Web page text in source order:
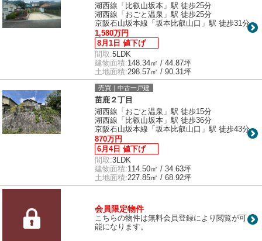
湖西線「比叡山坂本」駅 徒歩25分
湖西線「おごと温泉」駅 徒歩25分
京阪石山坂本線「坂本比叡山口」駅 徒歩31分
1,580万円
8月1日 値下げ
間取:5LDK
建物面積:148.34㎡ / 44.87坪
土地面積:298.57㎡ / 90.31坪
売買｜中古一戸建
苗鹿２丁目
湖西線「おごと温泉」駅 徒歩15分
湖西線「比叡山坂本」駅 徒歩36分
京阪石山坂本線「坂本比叡山口」駅 徒歩43分
870万円
6月4日 値下げ
間取:3LDK
建物面積:114.50㎡ / 34.63坪
土地面積:227.85㎡ / 68.92坪
会員限定物件
こちらの物件は無料会員登録により閲覧が可
能になります。